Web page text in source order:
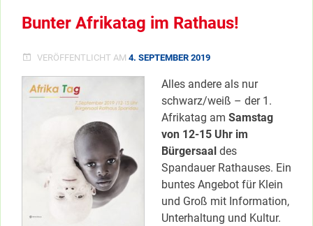
Bunter Afrikatag im Rathaus!
VERÖFFENTLICHT AM 4. SEPTEMBER 2019
Alles andere als nur
schwarz/weiß – der 1.
Afrikatag am Samstag
von 12-15 Uhr im
Bürgersaal des
Spandauer Rathauses. Ein
buntes Angebot für Klein
und Groß mit Information,
Unterhaltung und Kultur.